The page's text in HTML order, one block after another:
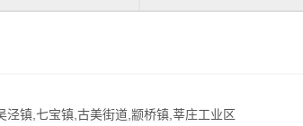
镇,七宝镇,古美街道,颛桥镇,莘庄工业区